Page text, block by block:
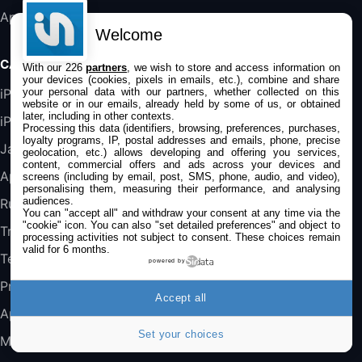
Galaxy S25 FE 6,7\" 5G Nano SIM 128 Go
Blanc
489,99€647,51€Fnac (Vendeur Tiers)
DeLonghi ECAM290.22.b
357,4€ 389,7€Cdiscount (Vendeur Tiers)
Jeu FIFA 20 sur PC (code à télécharger)
45,98€57,99€Rue Du Commerce (Vendeur Tiers)
Application Mac
CATÉGORIES
iPhone
iPad
Jailbreak
Applications
Rumeurs
Trucs & astuces
Tests
Promos
Apple
Mac
Welcome
With our 226partners , we wish to store and access information on
your devices (cookies, pixels in emails, etc.), combine and share
your personal data with our partners, whether collected on this
website or in our emails, already held by some of us, or obtained
later, including in other contexts.
Processing this data (identifiers, browsing, preferences, purchases,
loyalty programs, IP, postal addresses and emails, phone, precise
geolocation, etc.) allows developing and offering you services,
content, commercial offers and ads across your devices and
screens (including by email, post, SMS, phone, audio, and video),
personalising them, measuring their performance, and analysing
audiences.
You can "accept all" and withdraw your consent at any time via the
"cookie" icon. You can also "set detailed preferences" and object to
processing activities not subject to consent. These choices remain
valid for 6 months.
powered by
Set your choices
Accept all